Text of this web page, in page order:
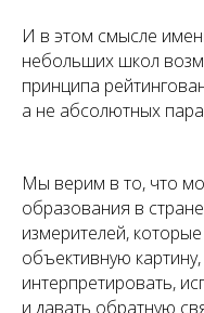
И в этом смысле
небольших школ
принципа
а не абсолютных
Мы верим в то, что
образования в
измерителей,
объективную
интерпретировать,
и давать обратную